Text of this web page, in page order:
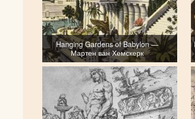
Hanging Gardens of Babylon —
Мартен ван Хемскерк